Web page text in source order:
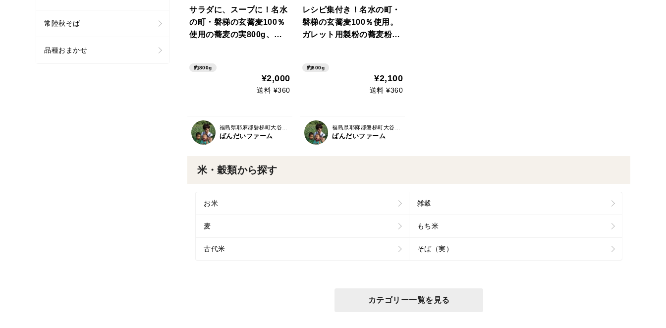
サラダに、スープに！名水
の町・磐梯の玄蕎麦100％
使用の蕎麦の実800g、今
約800g
¥2,000
送料 ¥360
福島県耶麻郡磐梯町大谷落合
ばんだいファーム
レシピ集付き！名水の町・
磐梯の玄蕎麦100％使用。
ガレット用製粉の蕎麦粉
約800g
¥2,100
送料 ¥360
福島県耶麻郡磐梯町大谷落合
ばんだいファーム
米・穀類から探す
お米 雑穀
麦 もち米
古代米 そば（実）
カテゴリー一覧を見る
常陸秋そば
品種おまかせ